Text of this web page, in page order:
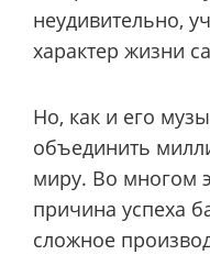
неудивительно,
характер жизни
Но, как и его
объединить
миру. Во многом
причина успеха
сложное